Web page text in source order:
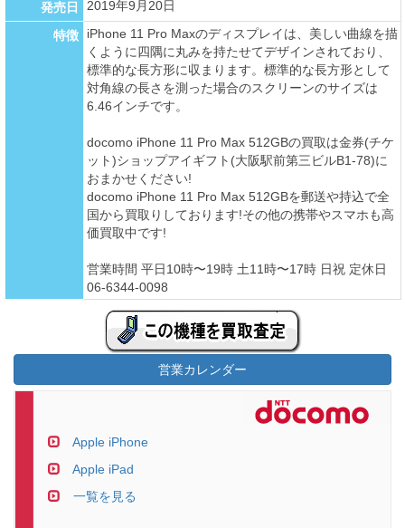
発売日
2019年9月20日
特徴
iPhone 11 Pro Maxのディスプレイは、美しい曲線を描
くように四隅に丸みを持たせてデザインされており、
標準的な長方形に収まります。標準的な長方形として
対角線の長さを測った場合のスクリーンのサイズは
6.46インチです。
docomo iPhone 11 Pro Max 512GBの買取は金券(チケ
ット)ショップアイギフト(大阪駅前第三ビルB1-78)に
おまかせください!
docomo iPhone 11 Pro Max 512GBを郵送や持込で全
国から買取りしております!その他の携帯やスマホも高
価買取中です!
営業時間 平日10時〜19時 土11時〜17時 日祝 定休日
06-6344-0098
営業カレンダー
Apple iPhone
Apple iPad
一覧を見る